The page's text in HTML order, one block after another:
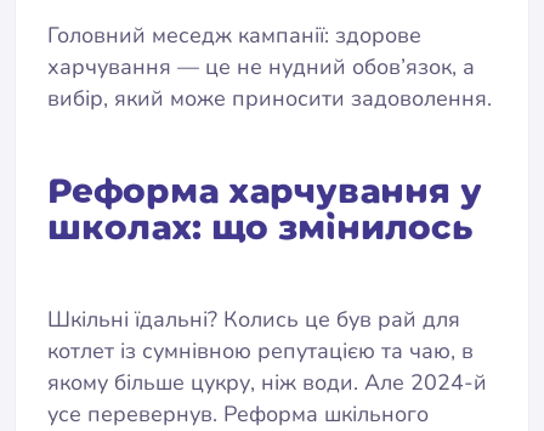
Головний меседж кампанії: здорове
харчування — це не нудний обов’язок, а
вибір, який може приносити задоволення.
Реформа харчування у
школах: що змінилось
Шкільні їдальні? Колись це був рай для
котлет із сумнівною репутацією та чаю, в
якому більше цукру, ніж води. Але 2024-й
усе перевернув. Реформа шкільного